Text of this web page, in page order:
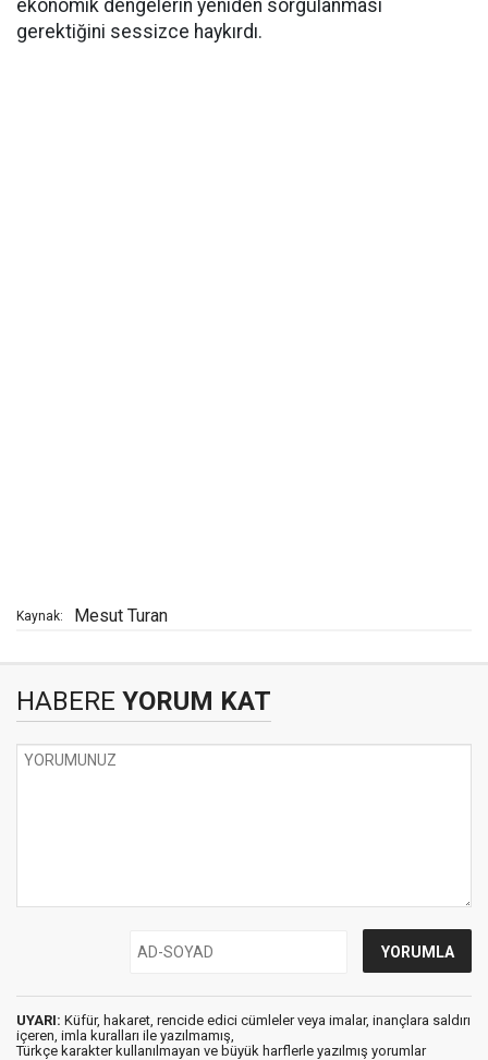
ekonomik dengelerin yeniden sorgulanması
gerektiğini sessizce haykırdı.
Kaynak: Mesut Turan
HABERE YORUM KAT
UYARI: Küfür, hakaret, rencide edici cümleler veya imalar, inançlara saldırı
içeren, imla kuralları ile yazılmamış,
Türkçe karakter kullanılmayan ve büyük harflerle yazılmış yorumlar